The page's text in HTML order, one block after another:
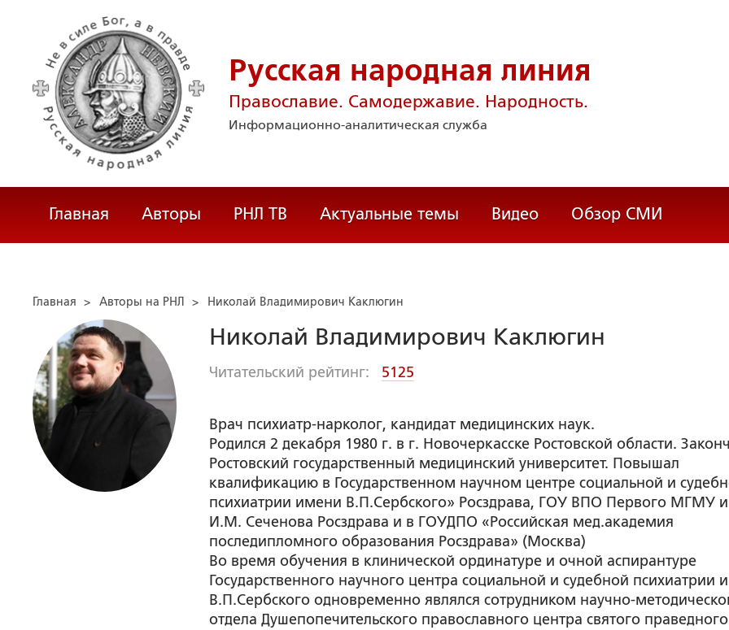
Русская народная линия
Православие. Самодержавие. Народность.
Информационно-аналитическая служба
Главная Авторы РНЛ ТВ Актуальные темы Видео Обзор СМИ
Главная > Авторы на РНЛ > Николай Владимирович Каклюгин
Николай Владимирович Каклюгин
Читательский рейтинг: 5125
Врач психиатр-нарколог, кандидат медицинских наук.
Родился 2 декабря 1980 г. в г. Новочеркасске Ростовской области.
Ростовский государственный медицинский университет. Повышал
квалификацию в Государственном научном центре социальной и
психиатрии имени В.П.Сербского» Росздрава, ГОУ ВПО Первого МГМУ
И.М. Сеченова Росздрава и в ГОУДПО «Российская мед.академия
последипломного образования Росздрава» (Москва)
Во время обучения в клинической ординатуре и очной аспирантуре
Государственного научного центра социальной и судебной психиатрии
В.П.Сербского одновременно являлся сотрудником научно-
отдела Душепопечительского православного центра святого праведного